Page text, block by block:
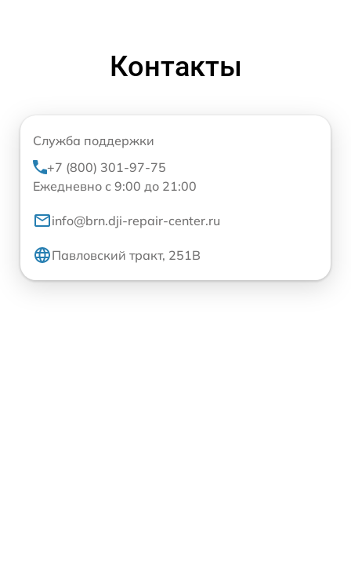
Контакты
Служба поддержки
+7 (800) 301-97-75
Ежедневно с 9:00 до 21:00
info@brn.dji-repair-center.ru
Павловский тракт, 251В